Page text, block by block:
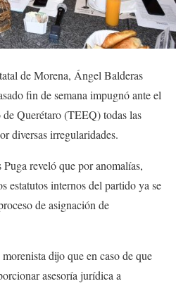
de Morena, Ángel Balderas
fin de semana impugnó ante el
Querétaro (TEEQ) todas las
diversas irregularidades.
reveló que por anomalías,
estatutos internos del partido ya se
de asignación de
dijo que en caso de que
asesoría jurídica a